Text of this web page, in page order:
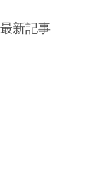
最新記事